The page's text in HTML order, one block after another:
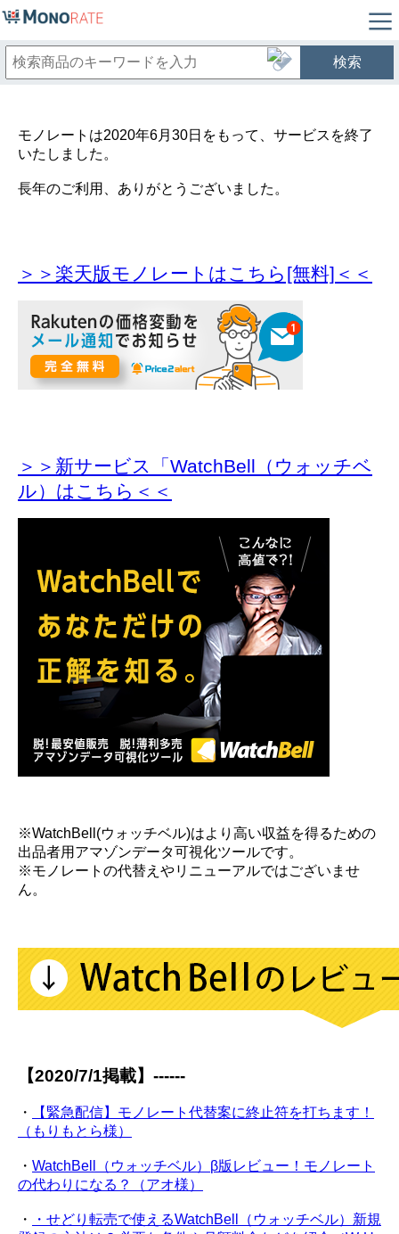
検索
モノレートは2020年6月30日をもって、サービスを終了
いたしました。
長年のご利用、ありがとうございました。
＞＞楽天版モノレートはこちら[無料]＜＜
＞＞新サービス「WatchBell（ウォッチベ
ル）はこちら＜＜
※WatchBell(ウォッチベル)はより高い収益を得るための
出品者用アマゾンデータ可視化ツールです。
※モノレートの代替えやリニューアルではございませ
ん。
【2020/7/1掲載】------
・
【緊急配信】モノレート代替案に終止符を打ちます！
（もりもとら様）
・ WatchBell（ウォッチベル）β版レビュー！モノレート
の代わりになる？（アオ様）
・
・せどり転売で使えるWatchBell（ウォッチベル）新規